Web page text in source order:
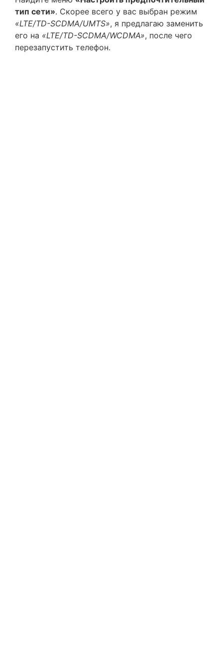
тип сети». Скорее всего у вас выбран режим
«LTE/TD-SCDMA/UMTS», я предлагаю заменить
его на «LTE/TD-SCDMA/WCDMA», после чего
перезапустить телефон.